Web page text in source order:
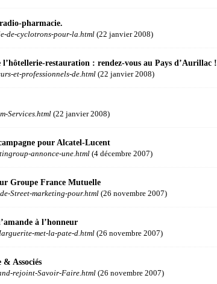
pharmacie.
de-cyclotrons-pour-la.html (22 janvier 2008)
l’hôtellerie-restauration : rendez-vous au Pays d’Aurillac !
et-professionnels-de.html (22 janvier 2008)
Services.html(22 janvier 2008)
pour Alcatel-Lucent
annonce-une.html (4 décembre 2007)
Groupe France Mutuelle
Street-marketing-pour.html (26 novembre 2007)
à l’honneur
met-la-pate-d.html (26 novembre 2007)
Associés
rejoint-Savoir-Faire.html (26 novembre 2007)